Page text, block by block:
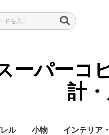
ーパーコ
計
ル 小物 インテリア